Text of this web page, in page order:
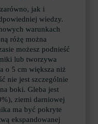
jak i
wiedzy.
warunkach
różę można
możesz podnieść
lub tworzywa
o 5 cm większa niż
nie jest szczególnie
boki. Gleba jest
ziemi darniowej
ma być pokryte
ekspandowanej